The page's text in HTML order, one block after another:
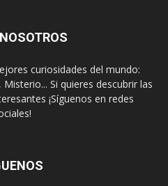
curiosidades del mundo:
Si quieres descubrir las
¡Síguenos en redes